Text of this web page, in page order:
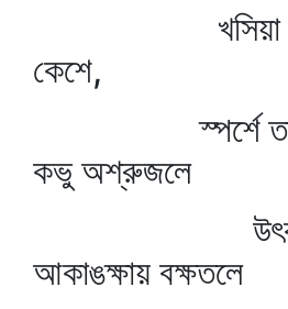
খসিয়া
কেশে,
স্পর্শে তারি
কভু অশ্রুজলে
আকাঙক্ষায় বক্ষতলে